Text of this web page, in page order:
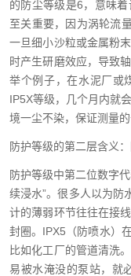
的防尘等级是6，意味
至关重要，因为涡轮流
一旦细小沙粒或金属粉
时产生研磨效应，导致
举个例子，在水泥厂或
IP5X等级，几个月内就
境一尘不染，保证测量的
防护等级的第二层含义
防护等级中第二位数字
续浸水”。很多人以为防
计的薄弱环节往往在接
封圈。IPX5（防喷水）
比如化工厂的管道清洗
易被水淹没的泵站，就